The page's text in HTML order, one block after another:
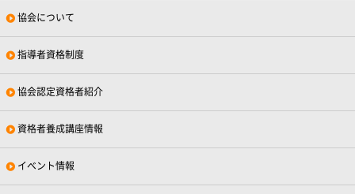
協会について
指導者資格制度
協会認定資格者紹介
資格者養成講座情報
イベント情報